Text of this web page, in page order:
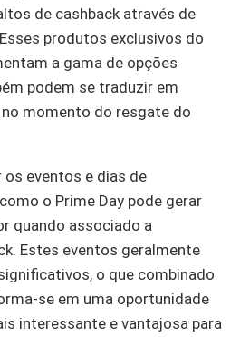
de cashback através de
produtos exclusivos do
a gama de opções
podem se traduzir em
momento do resgate do
eventos e dias de
o Prime Day pode gerar
quando associado a
Estes eventos geralmente
o que combinado
se em uma oportunidade
interessante e vantajosa para